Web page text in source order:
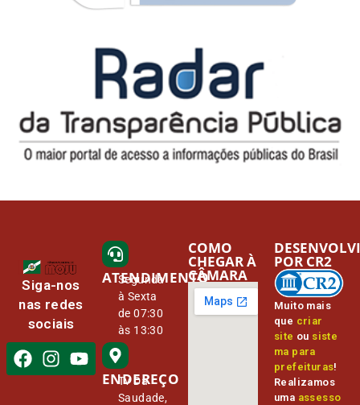
Siga-nos
nas redes
sociais
ATENDIMENTO
Segunda
à Sexta
de 07:30
às 13:30
ENDEREÇO
Tv Da
Saudade,
COMO
CHEGAR À
CÂMARA
Muito mais
que criar
site ou siste
ma para
prefeituras!
Realizamos
uma assesso
POR CR2